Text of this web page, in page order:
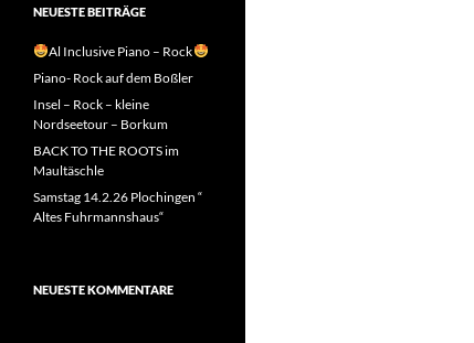
NEUESTE BEITRÄGE
Al Inclusive Piano – Rock
Piano- Rock auf dem Boßler
Insel – Rock – kleine
Nordseetour – Borkum
BACK TO THE ROOTS im
Maultäschle
Samstag 14.2.26 Plochingen “
Altes Fuhrmannshaus“
NEUESTE KOMMENTARE